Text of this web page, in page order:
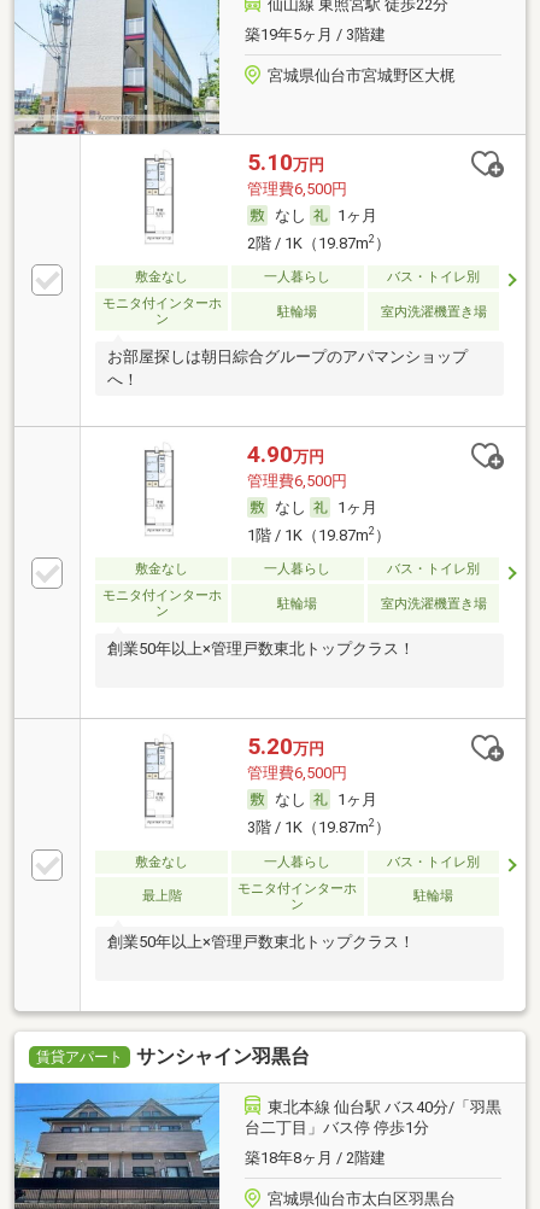
仙山線 東照宮駅 徒歩22分
築19年5ヶ月 / 3階建
宮城県仙台市宮城野区大梶
5.10万円
管理費6,500円
なし
1ヶ月
2階 / 1K（19.87m2）
敷金なし 一人暮らし
バス・トイレ別
モニタ付インターホ
ン
駐輪場 室内洗濯機置き場
お部屋探しは朝日綜合グループのアパマンショップ
へ！
4.90万円
管理費6,500円
なし
1ヶ月
1階 / 1K（19.87m2）
敷金なし 一人暮らし
バス・トイレ別
モニタ付インターホ
ン
駐輪場 室内洗濯機置き場
創業50年以上×管理戸数東北トップクラス！
5.20万円
管理費6,500円
なし
1ヶ月
3階 / 1K（19.87m2）
敷金なし 一人暮らし バス・トイレ別
最上階
モニタ付インターホ
ン
駐輪場
創業50年以上×管理戸数東北トップクラス！
賃貸アパート サンシャイン羽黒台
東北本線 仙台駅 バス40分/「羽黒
台二丁目」バス停 停歩1分
築18年8ヶ月 / 2階建
宮城県仙台市太白区羽黒台